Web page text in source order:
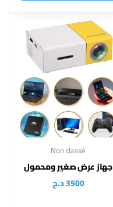
Non classé
جهاز عرض صغير ومحمول
3500د.ج